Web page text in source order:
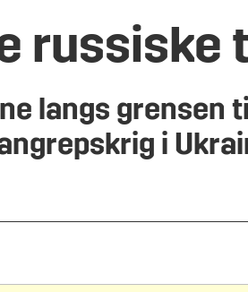
russiske
langs grensen
i